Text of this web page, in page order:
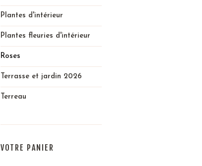
Plantes d'intérieur
Plantes fleuries d'intérieur
Roses
Terrasse et jardin 2026
Terreau
VOTRE PANIER